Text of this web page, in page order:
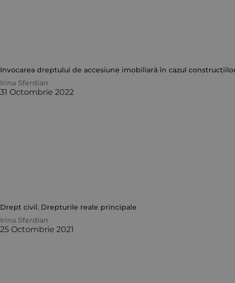
Invocarea dreptului de accesiune imobiliară în cazul
Irina Sferdian
31 Octombrie 2022
Drept civil. Drepturile reale principale
Irina Sferdian
25 Octombrie 2021